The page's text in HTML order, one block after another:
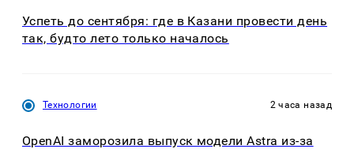
Успеть до сентября: где в Казани провести день
так, будто лето только началось
Технологии 2 часа назад
OpenAI заморозила выпуск модели Astra из-за